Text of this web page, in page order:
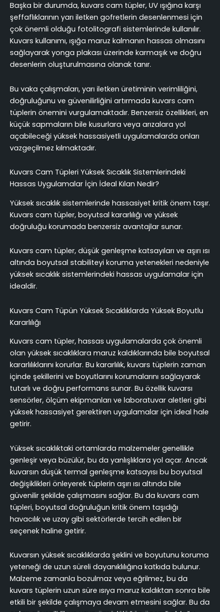
Başka bir durumda, kuvars cam tüpler, UV ışığına karşı
şeffaflıklarının yarı iletken gofretlerin desenlenmesi için
çok önemli olduğu fotolitografi sistemlerinde kullanılır.
Kuvars kullanımı, ışığa maruz kalmanın hassas olmasını
sağlayarak yonga plakası üzerinde karmaşık ve doğru
desenlerin oluşturulmasına olanak tanır.
Bu vaka çalışmaları, yarı iletken üretiminin verimliliğini,
doğruluğunu ve güvenilirliğini artırmada kuvars cam
tüplerin önemini vurgulamaktadır. Benzersiz özellikleri, en
küçük sapmaların bile kusurlara veya arızalara yol
açabileceği yüksek hassasiyetli uygulamalarda onları
vazgeçilmez kılmaktadır.
Kuvars Cam Tüpleri Yüksek Sıcaklık Sistemlerindeki
Hassas Uygulamalar İçin İdeal Kılan Nedir?
Yüksek sıcaklık sistemlerinde hassasiyet kritik önem taşır.
Kuvars cam tüpler, boyutsal kararlılığı ve yüksek
doğruluğu korumada benzersiz avantajlar sunar.
Kuvars cam tüpler, düşük genleşme katsayıları ve aşırı ısı
altında boyutsal stabiliteyi koruma yetenekleri nedeniyle
yüksek sıcaklık sistemlerindeki hassas uygulamalar için
idealdir.
Kuvars Cam Tüpün Yüksek Sıcaklıklarda Yüksek Boyutlu
Kararlılığı
Kuvars cam tüpler, hassas uygulamalarda çok önemli
olan yüksek sıcaklıklara maruz kaldıklarında bile boyutsal
kararlılıklarını korurlar. Bu kararlılık, kuvars tüplerin zaman
içinde şekillerini ve boyutlarını korumalarını sağlayarak
tutarlı ve doğru performans sunar. Bu özellik kuvarsı
sensörler, ölçüm ekipmanları ve laboratuvar aletleri gibi
yüksek hassasiyet gerektiren uygulamalar için ideal hale
getirir.
Yüksek sıcaklıktaki ortamlarda malzemeler genellikle
genleşir veya büzülür, bu da yanlışlıklara yol açar. Ancak
kuvarsın düşük termal genleşme katsayısı bu boyutsal
değişiklikleri önleyerek tüplerin aşırı ısı altında bile
güvenilir şekilde çalışmasını sağlar. Bu da kuvars cam
tüpleri, boyutsal doğruluğun kritik önem taşıdığı
havacılık ve uzay gibi sektörlerde tercih edilen bir
seçenek haline getirir.
Kuvarsın yüksek sıcaklıklarda şeklini ve boyutunu koruma
yeteneği de uzun süreli dayanıklılığına katkıda bulunur.
Malzeme zamanla bozulmaz veya eğrilmez, bu da
kuvars tüplerin uzun süre ısıya maruz kaldıktan sonra bile
etkili bir şekilde çalışmaya devam etmesini sağlar. Bu da